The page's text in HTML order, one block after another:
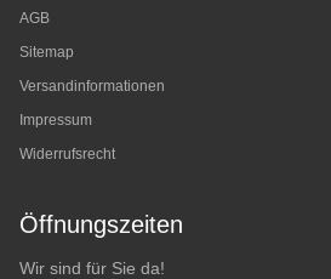
AGB
Sitemap
Versandinformationen
Impressum
Widerrufsrecht
Öffnungszeiten
Wir sind für Sie da!